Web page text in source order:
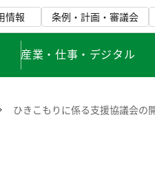
情報 条例・計画・審議会
産業・仕事・デジタル
ひきこもりに係る支援協議会の